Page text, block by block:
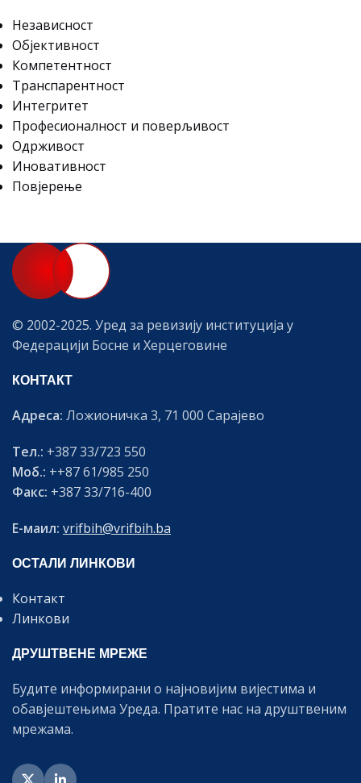
Независност
Објективност
Компетентност
Транспарентност
Интегритет
Професионалност и поверљивост
Одрживост
Иновативност
Повјерење
© 2002-2025. Уред за ревизију институција у
Федерацији Босне и Херцеговине
КОНТАКТ
Адреса: Ложионичка 3, 71 000 Сарајево
Тел.: +387 33/723 550
Моб.: ++87 61/985 250
Факс: +387 33/716-400
Е-маил: vrifbih@vrifbih.ba
ОСТАЛИ ЛИНКОВИ
Контакт
Линкови
ДРУШТВЕНЕ МРЕЖЕ
Будите информирани о најновијим вијестима и
обавјештењима Уреда. Пратите нас на друштвеним
мрежама.